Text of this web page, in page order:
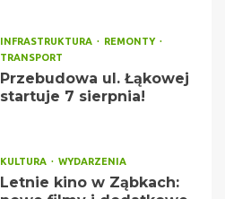
INFRASTRUKTURA
REMONTY
TRANSPORT
Przebudowa ul. Łąkowej
startuje 7 sierpnia!
KULTURA WYDARZENIA
Letnie kino w Ząbkach: